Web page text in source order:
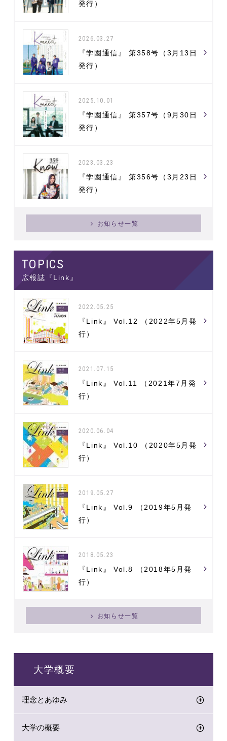
発行）
2026.03.27
『学園通信』 第358号（3月13日
発行）
2025.10.01
『学園通信』 第357号（9月30日
発行）
2023.03.23
『学園通信』 第356号（3月23日
発行）
お知らせ一覧
広報誌『Link』
2022.05.25
『Link』 Vol.12 （2022年5月発
行）
2021.07.15
『Link』 Vol.11 （2021年7月発
行）
2020.06.04
『Link』 Vol.10 （2020年5月発
行）
2019.05.27
『Link』 Vol.9 （2019年5月発
行）
2018.05.23
『Link』 Vol.8 （2018年5月発
行）
お知らせ一覧
大学概要
理念とあゆみ
大学の概要